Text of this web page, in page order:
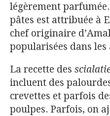
légèrement
pâtes est attribuée à
chef originaire
popularisées dans les
La recette des
incluent des
crevettes et parfois
poulpes. Parfois, on